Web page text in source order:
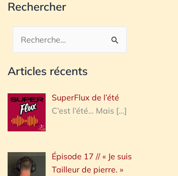
Rechercher
Rechercher :
Articles récents
SuperFlux de l’été
C’est l’été… Mais […]
Épisode 17 // « Je suis
Tailleur de pierre. »